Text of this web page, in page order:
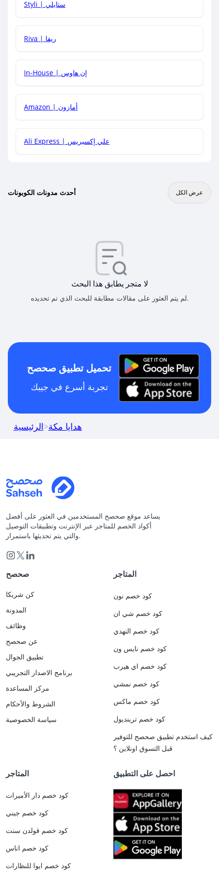
هل يمكنني جمع كود خصم مع العروض الأخرى؟
Styli | ستايلي
Riva | ريفا
In-House | إن هاوس
Amazon | أمازون
Ali Express | علي إكسبريس
أحدث مدونات الكوبونات عرض الكل
لا متجر يطابق هذا البحث
لم يتم العثور على مقالات مطابقة للبحث الذي تم تحديده.
تحميل تطبيق صحصح
تجربة أسرع في جيبك
الرئيسية>هدايا مكة
يساعد موقع صحصح المستخدمين في العثور على أفضل
أكواد الخصم للمتاجر عبر الإنترنت وتطبيقات التوصيل
والتي يتم تحديثها باستمرار.
صحصح
كن شريكا
المدونة
وظائف
عن صحصح
تطبيق الجوال
برنامج الاصدار التجريبي
مركز المساعدة
الشروط والأحكام
سياسة الخصوصية
المتاجر
كود خصم نون
كود خصم شي ان
كود خصم النهدي
كود خصم نايس ون
كود خصم اي هيرب
كود خصم نمشي
كود خصم ماكس
كود خصم ترينديول
كيف استخدم تطبيق صحصح للتوفير
قبل التسوق اونلاين ؟
المتاجر
كود خصم دار الأميرات
كود خصم جيني
كود خصم قولدن سنت
كود خصم اناس
كود خصم ايوا للنظارات
احصل على التطبيق